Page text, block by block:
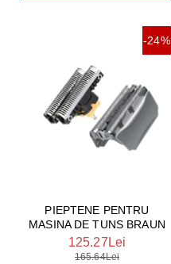
-24%
PIEPTENE PENTRU
MASINA DE TUNS BRAUN
125.27Lei
165.64Lei